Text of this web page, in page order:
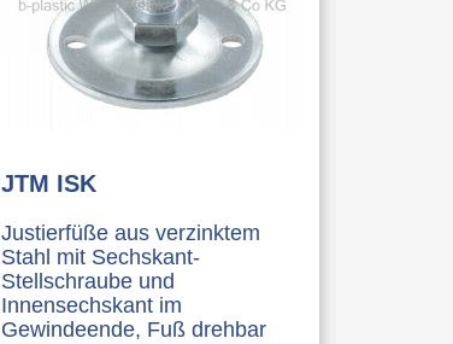
JTM ISK
Justierfüße aus verzinktem
Stahl mit Sechskant-
Stellschraube und
Innensechskant im
Gewindeende, Fuß drehbar